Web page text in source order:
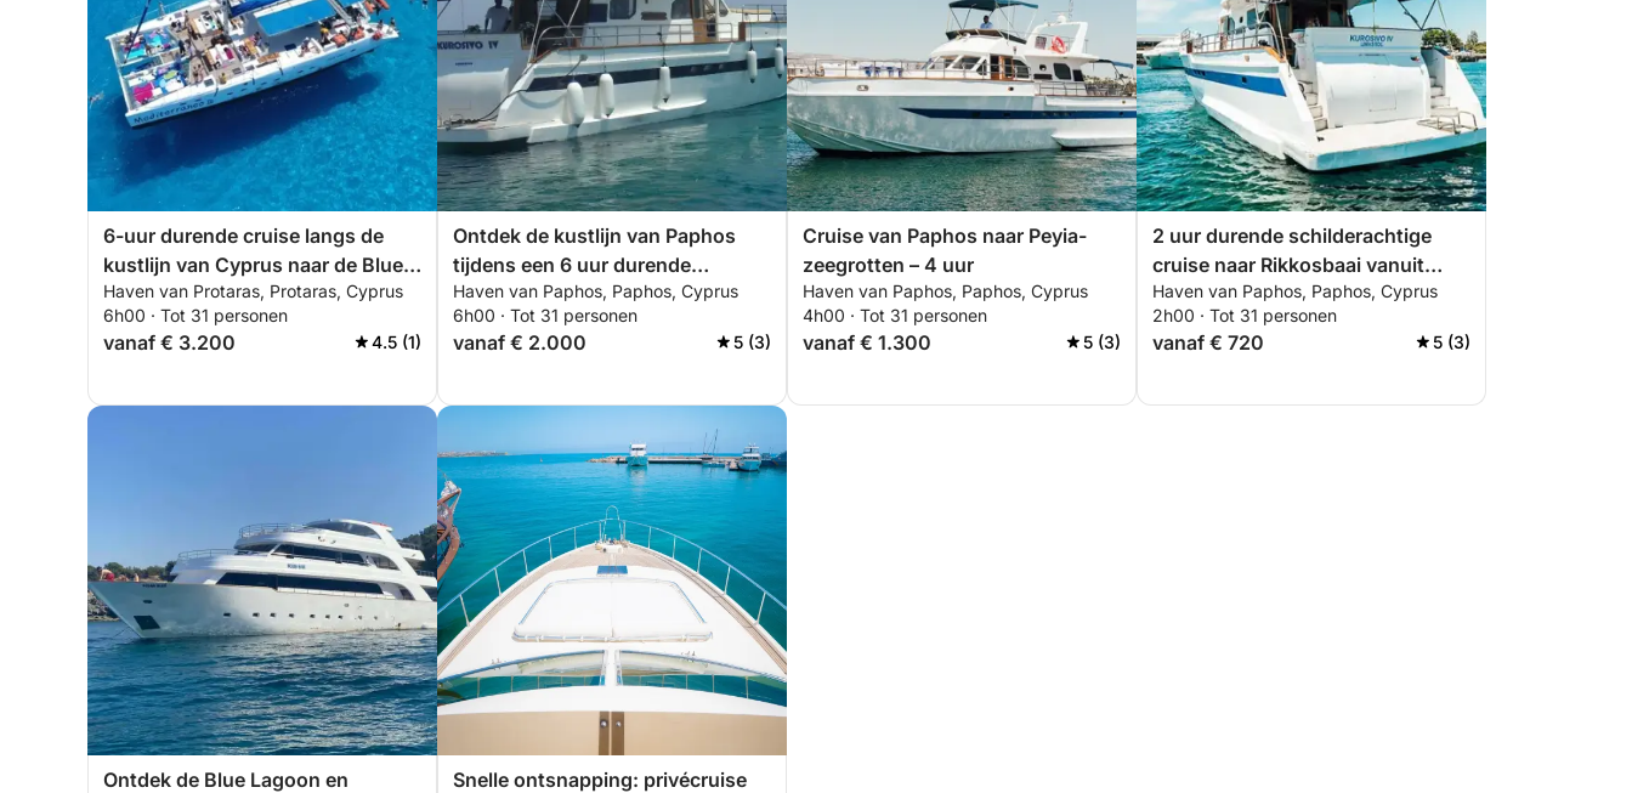
6-uur durende cruise langs de
kustlijn van Cyprus naar de Blue
Lagoon
Haven van Protaras, Protaras, Cyprus
6h00 · Tot 31 personen
vanaf € 3.200 4.5 (1)
Ontdek de kustlijn van Paphos
tijdens een 6 uur durende
boottocht
Haven van Paphos, Paphos, Cyprus
6h00 · Tot 31 personen
vanaf € 2.000 5 (3)
Cruise van Paphos naar Peyia-
zeegrotten – 4 uur
Haven van Paphos, Paphos, Cyprus
4h00 · Tot 31 personen
vanaf € 1.300 5 (3)
2 uur durende schilderachtige
cruise naar Rikkosbaai vanuit
Paphos
Haven van Paphos, Paphos, Cyprus
2h00 · Tot 31 personen
vanaf € 720 5 (3)
Ontdek de Blue Lagoon en
Snelle ontsnapping: privécruise